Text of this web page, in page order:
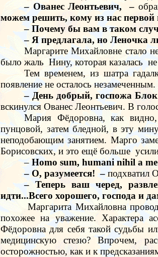
– Ованес Леонтьевич,
–
можем решить, кому из нас первой
– Почему бы вам в таком
– Я предлагала, но Леночка
Маргарите Михайловне стало
было жаль Нину, которая казалась
Тем временем, из шатра
появление не осталось незамеченным.
– День добрый, госпожа
вскинулся Ованес Леонтьевич. В
Мария Фёдоровна, как видно,
пунцовой, затем бледной, в эту
неподобающим занятием. Марго
Борисовских, и это ещё больше
–Homosum,humaninihila
– О, разумеется! –подхватил
– Теперь ваш черед,
идти...Всего хорошего, господа и
Маргарита Михайловна
похожее на уважение. Характера
Фёдоровна для себя такой судьбы
медицинскую стезю? Впрочем,
осторожностью, как и к